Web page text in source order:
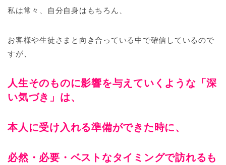
私は常々、自分自身はもちろん、
お客様や生徒さまと向き合っている中で確信しているので
すが、
人生そのものに影響を与えていくような「深
い気づき」は、
本人に受け入れる準備ができた時に、
必然・必要・ベストなタイミングで訪れるも